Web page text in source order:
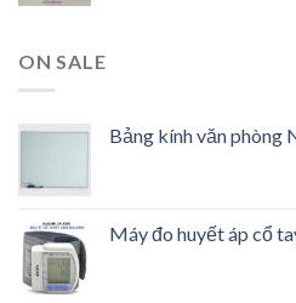
ON SALE
Bảng kính văn phòng
Máy đo huyết áp cổ